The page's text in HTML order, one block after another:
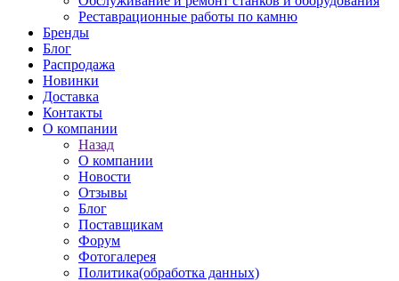
Реставрационные работы по камню
Бренды
Блог
Распродажа
Новинки
Доставка
Контакты
О компании
Назад
О компании
Новости
Отзывы
Блог
Поставщикам
Форум
Фотогалерея
Политика(обработка данных)